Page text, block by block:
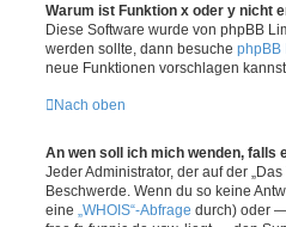
Warum ist Funktion x oder y nicht
Diese Software wurde von phpBB
werden sollte, dann besuche phpBB
neue Funktionen vorschlagen kannst.
Nach oben
An wen soll ich mich wenden,
Jeder Administrator, der auf der
Beschwerde. Wenn du so keine
eine „WHOIS“-Abfrage durch) oder